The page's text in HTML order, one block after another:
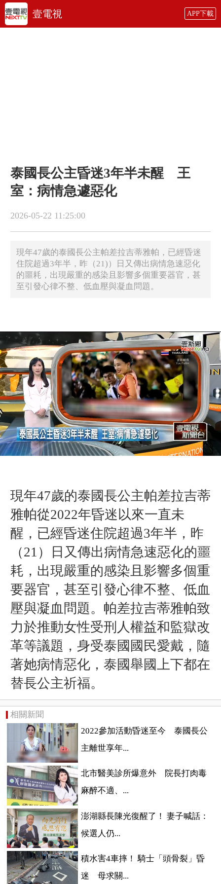
壹電視 APP下載
泰國長公主昏迷3年半未醒 王
室：病情急遽惡化
2026-05-22 11:25:00
現年47歲的泰國長公主帕差拉吉蒂雅帕，已經昏迷
住院超過3年半，昨（21)）日又傳出病情急速惡化
的噩耗，出現嚴重的感染且影響多個重要器官，甚
至引發心律不整、低血壓與凝血問題。
現年47歲的泰國長公主帕差拉吉蒂
雅帕從2022年昏迷以來一直未
醒，已經昏迷住院超過3年半，昨
（21）日又傳出病情急速惡化的噩
耗，出現嚴重的感染且影響多個重
要器官，甚至引發心律不整、低血
壓與凝血問題。帕差拉吉蒂雅帕致
力於推動女性受刑人權益和監獄改
革等議題，身受泰國國民愛戴，隨
著她病情惡化，泰國舉國上下都在
替長公主祈福。
相關新聞
2022參加活動昏迷至今 泰國長公
主離世享年...
北市醫美診所爆意外 院長打肉毒
麻醉不適、...
澎湖縣長陳光復醒了！ 妻子喊話：
候選人仍...
積水害4車摔！ 騎士「頭骨裂」昏
迷 母求關...